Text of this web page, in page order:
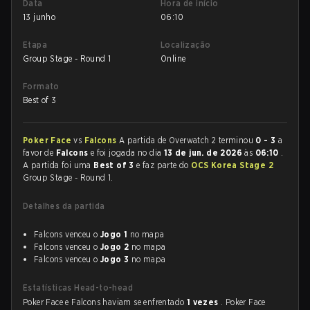
Data
13 junho
Hora de início
06:10
Etapa
Group Stage - Round 1
Localização
Online
Formato
Best of 3
Poker Facevs Falcons A partida de Overwatch 2 terminou 0 - 3 a
favor de Falcons e foi jogada no dia 13 de jun. de 2026às 06:10 .
A partida foi uma Best of 3e faz parte do OCS Korea Stage 2
Group Stage - Round 1.
Detalhes da partida
Falcons venceu o Jogo 1 no mapa
Falcons venceu o Jogo 2 no mapa
Falcons venceu o Jogo 3 no mapa
Estatísticas Head-to-head
Poker Face e Falcons haviam se enfrentado 1 vezes . Poker Face